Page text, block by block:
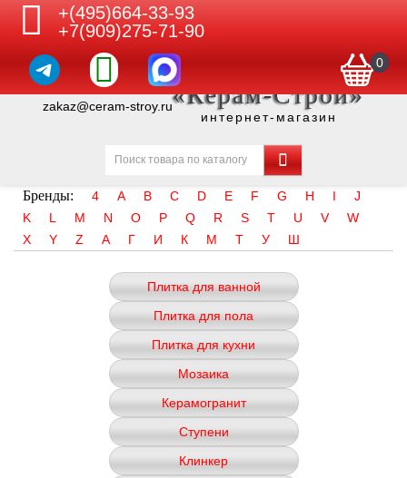
+(495)664-33-93
+7(909)275-71-90
0
zakaz@ceram-stroy.ru«Керам-Строй»
интернет-магазин
Бренды: 4 A B C D E F G H I
J
K
L M N O P Q R S T U V
W
X
Y Z А Г И К М Т У Ш
Плитка для ванной
Плитка для пола
Плитка для кухни
Мозаика
Керамогранит
Ступени
Клинкер